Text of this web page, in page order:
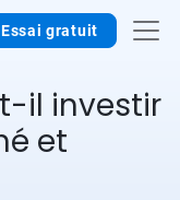
Essai gratuit
il investir
et